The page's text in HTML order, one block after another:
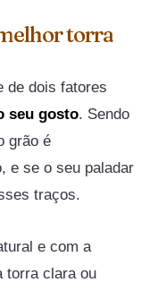
torra
de dois fatores
seu gosto. Sendo
grão é
e se o seu paladar
traços.
e com a
torra clara ou